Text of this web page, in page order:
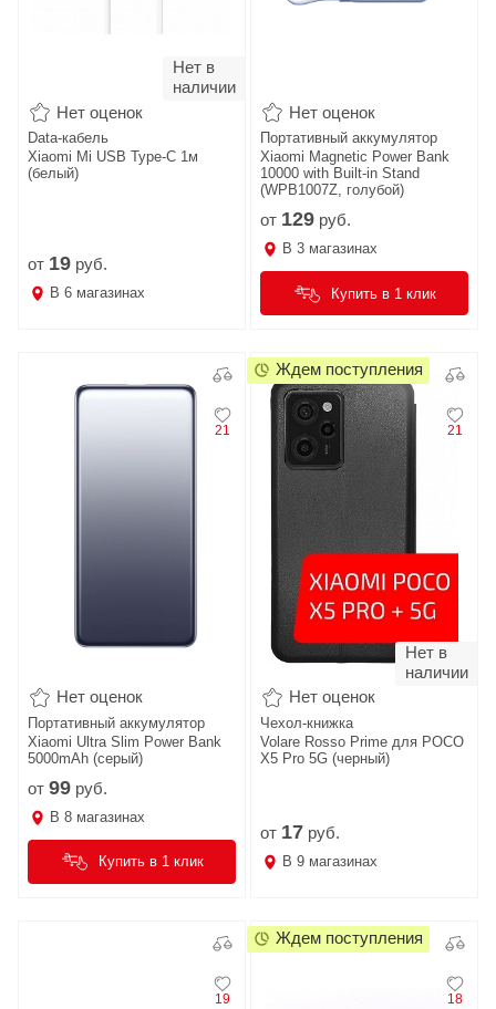
Нет в
наличии
Нет оценок
Data-кабель
Xiaomi Mi USB Type-C 1м
(белый)
от 19 руб.
В 6 магазинах
Нет оценок
Портативный аккумулятор
Xiaomi Magnetic Power Bank
10000 with Built-in Stand
(WPB1007Z, голубой)
от 129 руб.
В 3 магазинах
Купить в 1 клик
21
Нет оценок
Портативный аккумулятор
Xiaomi Ultra Slim Power Bank
5000mAh (серый)
от 99 руб.
В 8 магазинах
Купить в 1 клик
21
Нет в
наличии
Нет оценок
Чехол-книжка
Volare Rosso Prime для POCO
X5 Pro 5G (черный)
от 17 руб.
В 9 магазинах
Ждем поступления
19 18
Ждем поступления